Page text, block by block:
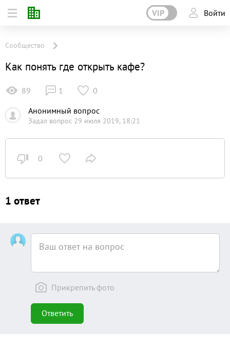
VIP Войти
Сообщество
Как понять где открыть кафе?
89 1
0
Анонимный вопрос
Задал вопрос 29 июля 2019, 18:21
0
1 ответ
Ответить
Прикрепить фото